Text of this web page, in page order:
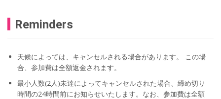
Reminders
天候によっては、キャンセルされる場合があります。 この場
合、参加費は全額返金されます。
最小人数(2人)未達によってキャンセルされた場合、締め切り
時間の24時間前にお知らせいたします。なお、参加費は全額